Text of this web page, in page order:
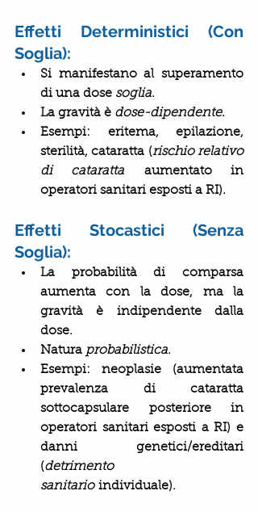
Effetti Deterministici (Con
Soglia):
Si manifestano al superamento
di una dose soglia.
La gravità è dose-dipendente.
Esempi: eritema, epilazione,
sterilità, cataratta (rischio relativo
di cataratta aumentato in
operatori sanitari esposti a RI).
Effetti Stocastici (Senza
Soglia):
La probabilità di comparsa
aumenta con la dose, ma la
gravità è indipendente dalla
dose.
Natura probabilistica.
Esempi: neoplasie (aumentata
prevalenza di cataratta
sottocapsulare posteriore in
operatori sanitari esposti a RI) e
danni genetici/ereditari
(detrimento
sanitario individuale).